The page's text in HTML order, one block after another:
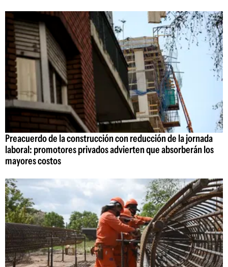
Preacuerdo de la construcción con reducción de la jornada
laboral: promotores privados advierten que absorberán los
mayores costos